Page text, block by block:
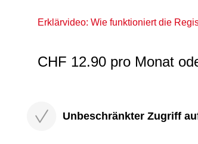
Erklärvideo: Wie funktioniert die
CHF 12.90 pro Monat
Unbeschränkter Zugriff